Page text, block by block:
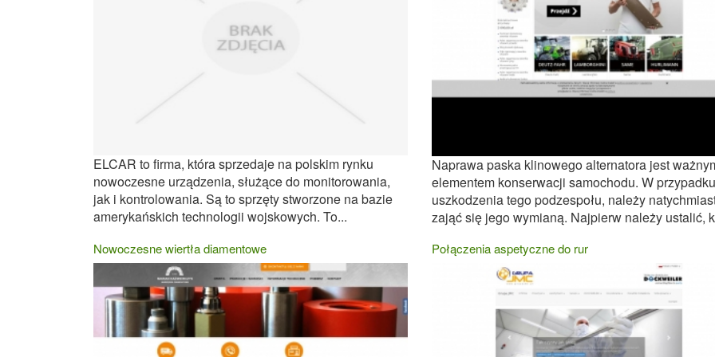
ELCAR to firma, która sprzedaje na polskim rynku
nowoczesne urządzenia, służące do monitorowania,
jak i kontrolowania. Są to sprzęty stworzone na bazie
amerykańskich technologii wojskowych. To...
Naprawa paska klinowego alternatora jest
elementem konserwacji samochodu. W przypadku
uszkodzenia tego podzespołu, należy
zająć się jego wymianą. Najpierw należy ustalić,
Nowoczesne wiertła diamentowe Połączenia aspetyczne do rur